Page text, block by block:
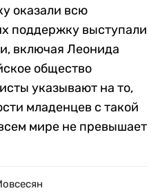
оказали всю
поддержку выступали
включая Леонида
общество
указывают на то,
младенцев с такой
мире не превышает